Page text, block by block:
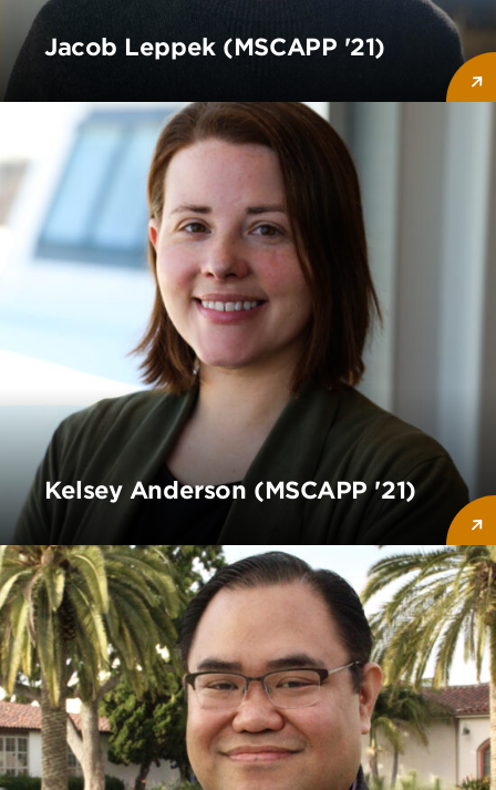
Jacob Leppek (MSCAPP '21)
Kelsey Anderson (MSCAPP '21)